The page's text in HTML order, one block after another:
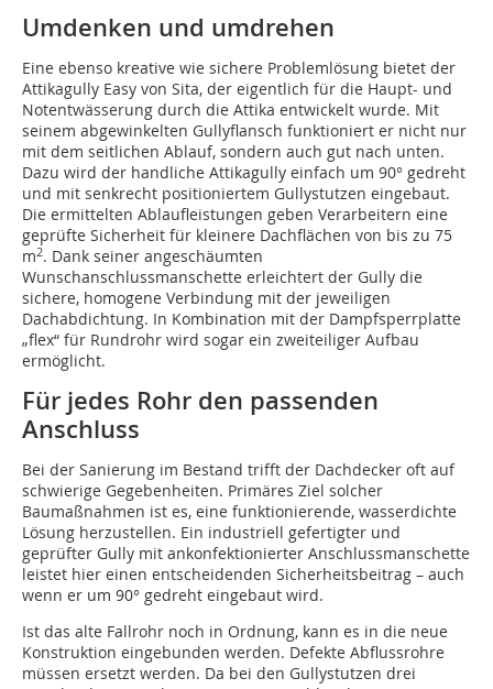
Umdenken und umdrehen
Eine ebenso kreative wie sichere Problemlösung bietet der
Attikagully Easy von Sita, der eigentlich für die Haupt- und
Notentwässerung durch die Attika entwickelt wurde. Mit
seinem abgewinkelten Gullyflansch funktioniert er nicht nur
mit dem seitlichen Ablauf, sondern auch gut nach unten.
Dazu wird der handliche Attikagully einfach um 90° gedreht
und mit senkrecht positioniertem Gullystutzen eingebaut.
Die ermittelten Ablaufleistungen geben Verarbeitern eine
geprüfte Sicherheit für kleinere Dachflächen von bis zu 75
m2. Dank seiner angeschäumten
Wunschanschlussmanschette erleichtert der Gully die
sichere, homogene Verbindung mit der jeweiligen
Dachabdichtung. In Kombination mit der Dampfsperrplatte
„flex“ für Rundrohr wird sogar ein zweiteiliger Aufbau
ermöglicht.
Für jedes Rohr den passenden
Anschluss
Bei der Sanierung im Bestand trifft der Dachdecker oft auf
schwierige Gegebenheiten. Primäres Ziel solcher
Baumaßnahmen ist es, eine funktionierende, wasserdichte
Lösung herzustellen. Ein industriell gefertigter und
geprüfter Gully mit ankonfektionierter Anschlussmanschette
leistet hier einen entscheidenden Sicherheitsbeitrag – auch
wenn er um 90° gedreht eingebaut wird.
Ist das alte Fallrohr noch in Ordnung, kann es in die neue
Konstruktion eingebunden werden. Defekte Abflussrohre
müssen ersetzt werden. Da bei den Gullystutzen drei